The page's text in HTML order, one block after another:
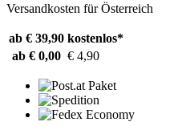
Versandkosten für Österreich
ab € 39,90 kostenlos*
ab € 0,00 € 4,90